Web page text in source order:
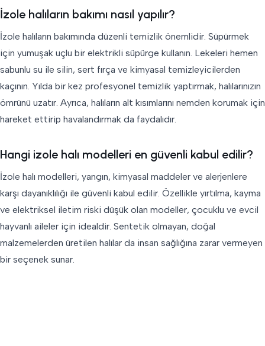
İzole halıların bakımı nasıl yapılır?
İzole halıların bakımında düzenli temizlik önemlidir. Süpürmek
için yumuşak uçlu bir elektrikli süpürge kullanın. Lekeleri hemen
sabunlu su ile silin, sert fırça ve kimyasal temizleyicilerden
kaçının. Yılda bir kez profesyonel temizlik yaptırmak, halılarınızın
ömrünü uzatır. Ayrıca, halıların alt kısımlarını nemden korumak için
hareket ettirip havalandırmak da faydalıdır.
Hangi izole halı modelleri en güvenli kabul edilir?
İzole halı modelleri, yangın, kimyasal maddeler ve alerjenlere
karşı dayanıklılığı ile güvenli kabul edilir. Özellikle yırtılma, kayma
ve elektriksel iletim riski düşük olan modeller, çocuklu ve evcil
hayvanlı aileler için idealdir. Sentetik olmayan, doğal
malzemelerden üretilen halılar da insan sağlığına zarar vermeyen
bir seçenek sunar.